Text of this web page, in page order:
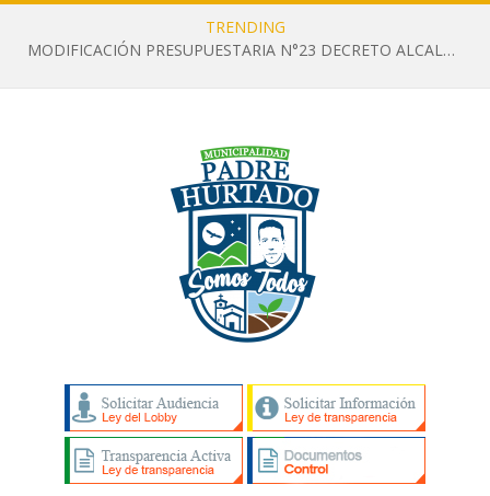
TRENDING
MODIFICACIÓN PRESUPUESTARIA N°23 DECRETO ALCALDICIO N°1259 DEL 14 DE JULIO DE 2026